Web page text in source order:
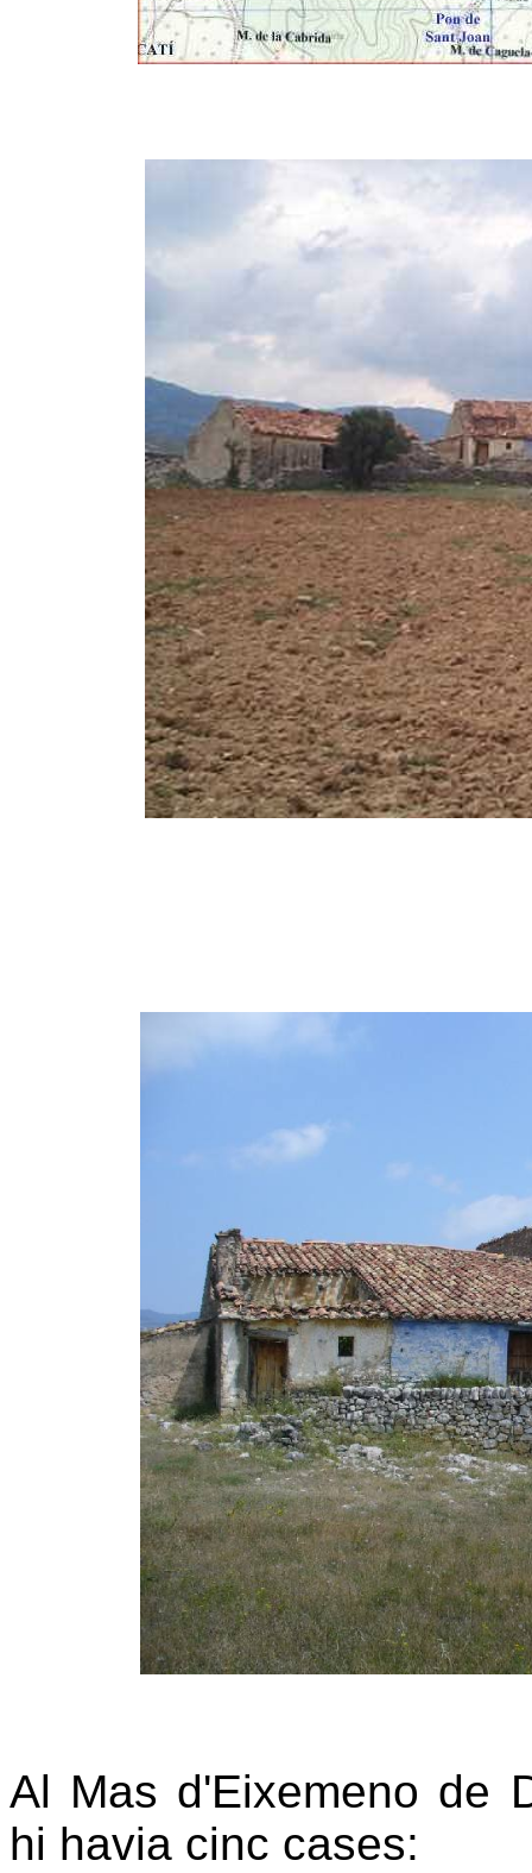
Al Mas d'Eixemeno de
hi havia cinc cases: